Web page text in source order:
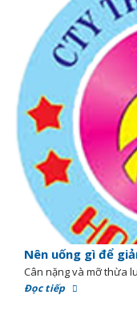
Nên uống gì để
Cân nặng và mỡ thừa
Đọc tiếp